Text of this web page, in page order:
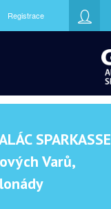
Registrace
SPARKASSE
Varů,